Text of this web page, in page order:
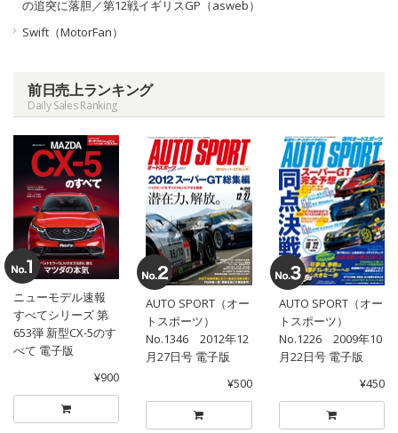
の追突に落胆／第12戦イギリスGP（asweb）
Swift（MotorFan）
前日売上ランキング
Daily Sales Ranking
ニューモデル速報
すべてシリーズ 第
653弾 新型CX-5のす
べて 電子版
¥900
AUTO SPORT（オー
トスポーツ）
No.1346 2012年12
月27日号 電子版
¥500
AUTO SPORT（オー
トスポーツ）
No.1226 2009年10
月22日号 電子版
¥450